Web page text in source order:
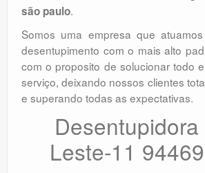
são paulo.
Somos uma empresa que
desentupimento com o mais alto
com o proposito de solucionar todo
serviço, deixando nossos clientes
e superando todas as expectativas.
Leste-11